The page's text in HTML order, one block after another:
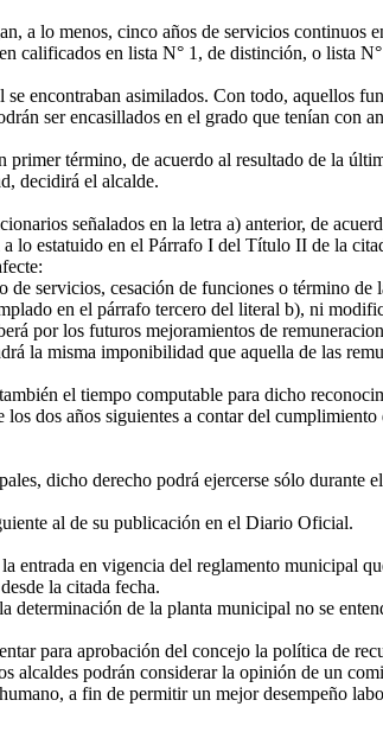
a lo menos, cinco años de servicios continuos
calificados en lista N° 1, de distinción, o lista
encontraban asimilados. Con todo, aquellos
ser encasillados en el grado que tenían con
término, de acuerdo al resultado de la
decidirá el alcalde.
señalados en la letra a) anterior, de
lo estatuido en el Párrafo I del Título II de la
servicios, cesación de funciones o término de
en el párrafo tercero del literal b), ni
por los futuros mejoramientos de
la misma imponibilidad que aquella de las
el tiempo computable para dicho
dos años siguientes a contar del
dicho derecho podrá ejercerse sólo durante
al de su publicación en el Diario Oficial.
entrada en vigencia del reglamento municipal
la citada fecha.
de la planta municipal no se
para aprobación del concejo la política de
alcaldes podrán considerar la opinión de un
a fin de permitir un mejor desempeño